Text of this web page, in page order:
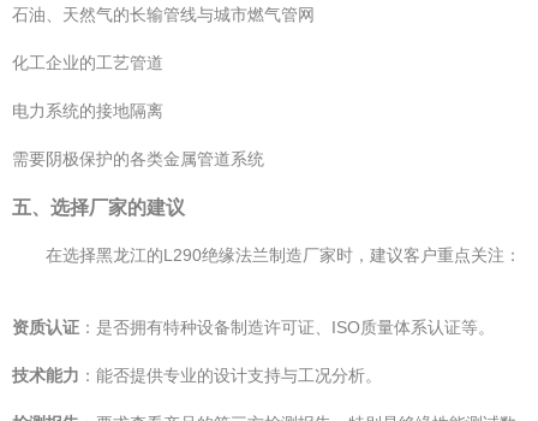
石油、天然气的长输管线与城市燃气管网
化工企业的工艺管道
电力系统的接地隔离
需要阴极保护的各类金属管道系统
五、选择厂家的建议
在选择黑龙江的L290绝缘法兰制造厂家时，建议客户重点关注：
资质认证 ：是否拥有特种设备制造许可证、ISO质量体系认证等。
技术能力 ：能否提供专业的设计支持与工况分析。